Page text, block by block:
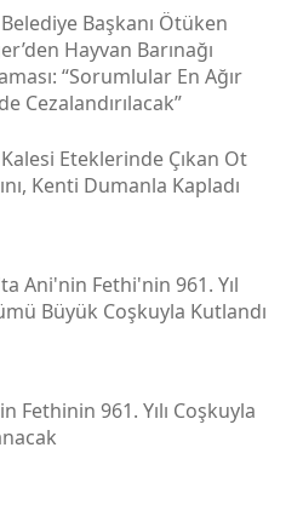
Mersin
İstanbul
İzmir
Kars
Kırklareli
Kocaeli
Başkanı Ötüken
Hayvan Barınağı
“sorumlular En Ağır
Cezalandırılacak”
Eteklerinde Çıkan Ot
Kenti Dumanla Kapladı
Ani'nin Fethi'nin 961. Yıl
Büyük Coşkuyla Kutlandı
Fethinin 961. Yılı Coşkuyla